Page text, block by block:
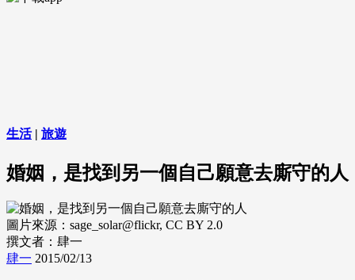
生活| 旅遊
婚姻，是找到另一個自己願意去廝守的人
圖片來源：sage_solar@flickr, CC BY 2.0
撰文者：肆一
肆一 2015/02/13